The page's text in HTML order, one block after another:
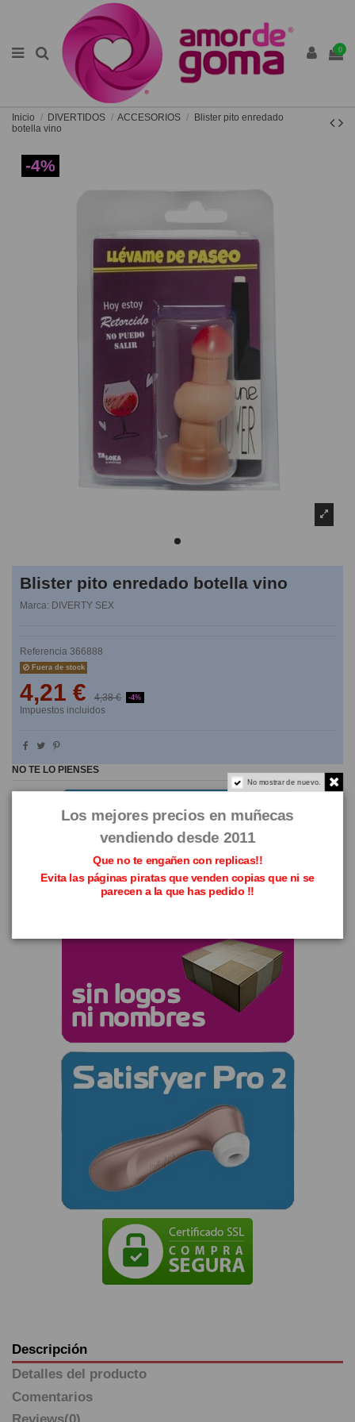
0
Inicio DIVERTIDOS ACCESORIOS
Blister pito enredado
botella vino
-4%
Blister pito enredado botella vino
Marca: DIVERTY SEX
Referencia 366888
Fuera de stock
4,21 € 4,38 € -4%
Impuestos incluidos
NO TE LO PIENSES
Descripción
Detalles del producto
Comentarios
No mostrar de nuevo.
Los mejores precios en muñecas
vendiendo desde 2011
Que no te engañen con replicas!!
Evita las páginas piratas que venden copias que ni se
parecen a la que has pedido !!